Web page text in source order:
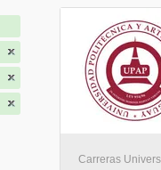
Carreras